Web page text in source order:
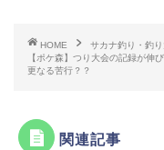
HOME
サカナ釣り・釣
【ポケ森】つり大会の記録が伸
更なる苦行？？
関連記事